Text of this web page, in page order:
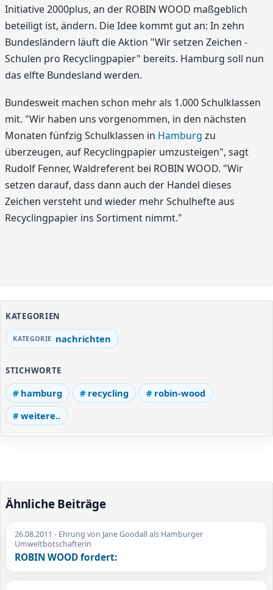
Initiative 2000plus, an der ROBIN WOOD maßgeblich
beteiligt ist, ändern. Die Idee kommt gut an: In zehn
Bundesländern läuft die Aktion "Wir setzen Zeichen -
Schulen pro Recyclingpapier" bereits. Hamburg soll nun
das elfte Bundesland werden.
Bundesweit machen schon mehr als 1.000 Schulklassen
mit. "Wir haben uns vorgenommen, in den nächsten
Monaten fünfzig Schulklassen in Hamburg zu
überzeugen, auf Recyclingpapier umzusteigen", sagt
Rudolf Fenner, Waldreferent bei ROBIN WOOD. "Wir
setzen darauf, dass dann auch der Handel dieses
Zeichen versteht und wieder mehr Schulhefte aus
Recyclingpapier ins Sortiment nimmt."
KATEGORIEN
nachrichten
STICHWORTE
hamburg recycling
robin-wood
weitere..
Ähnliche Beiträge
26.08.2011 - Ehrung von Jane Goodall als Hamburger
Umweltbotschafterin
ROBIN WOOD fordert: